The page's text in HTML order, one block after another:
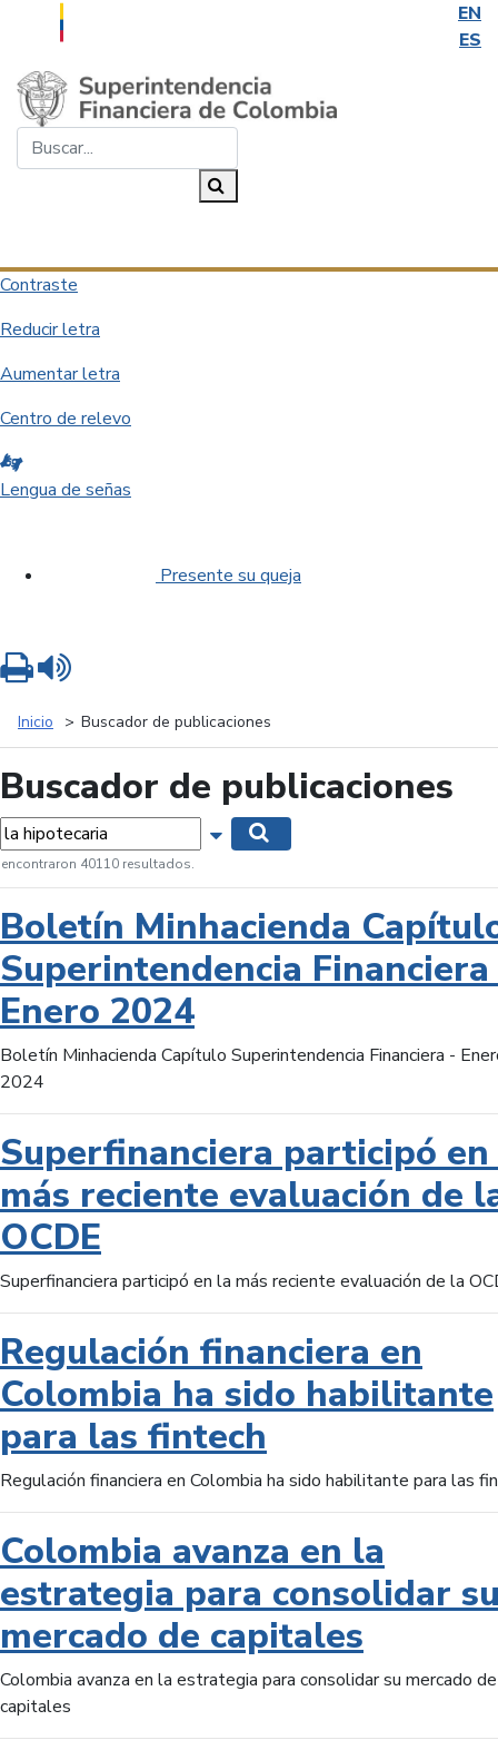
EN
ES
Saltar al contenido principal
Contraste
Reducir letra
Aumentar letra
Centro de relevo
Lengua de señas
Presente su queja
Inicio Buscador de publicaciones
Buscador de publicaciones
Mostrar opciones de búsqueda
encontraron 40110 resultados.
Boletín Minhacienda
Superintendencia
Enero 2024
Boletín Minhacienda Capítulo Superintendencia Financiera -
2024
Superfinanciera participó
más reciente evaluación de
OCDE
Superfinanciera participó en la más reciente evaluación de la
Regulación financiera en
Colombia ha sido habilitante
para las fintech
Regulación financiera en Colombia ha sido habilitante para las
Colombia avanza en la
estrategia para consolidar
mercado de capitales
Colombia avanza en la estrategia para consolidar su mercado de
capitales
Imprimir